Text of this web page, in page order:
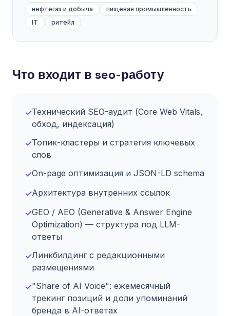
нефтегаз и добыча
пищевая промышленность
IT
ритейл
Что входит в seo-работу
✓Технический SEO-аудит (Core Web Vitals,
обход, индексация)
✓Топик-кластеры и стратегия ключевых
слов
✓On-page оптимизация и JSON-LD schema
✓Архитектура внутренних ссылок
✓GEO / AEO (Generative & Answer Engine
Optimization) — структура под LLM-
ответы
✓Линкбилдинг с редакционными
размещениями
✓"Share of AI Voice": ежемесячный
трекинг позиций и доли упоминаний
бренда в AI-ответах